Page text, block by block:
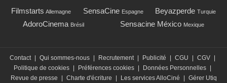
Filmstarts Allemagne SensaCine Espagne Beyazperde Turquie
AdoroCinema Brésil Sensacine México Mexique
Contact | Qui sommes-nous | Recrutement | Publicité | CGU | CGV |
Politique de cookies | Préférences cookies | Données Personnelles |
Revue de presse
| Charte d'écriture | Les services AlloCiné | Gérer Utiq